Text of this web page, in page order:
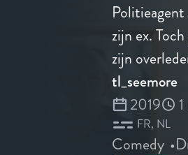
zijn ex.
zijn
tl_seemore
2019
FR NL
Comedy